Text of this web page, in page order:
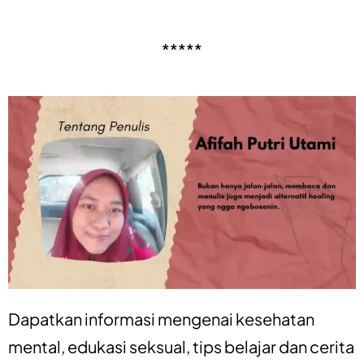
*****
Dapatkan informasi mengenai kesehatan
mental, edukasi seksual,tips belajardancerita